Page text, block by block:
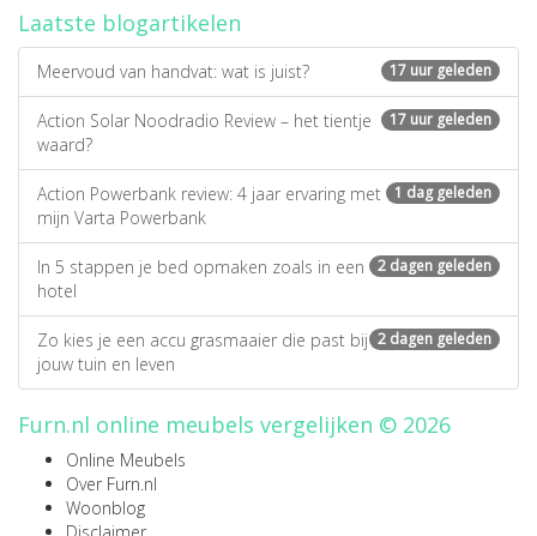
Laatste blogartikelen
17 uur geleden
Meervoud van handvat: wat is juist?
17 uur geleden
Action Solar Noodradio Review – het tientje
waard?
1 dag geleden
Action Powerbank review: 4 jaar ervaring met
mijn Varta Powerbank
2 dagen geleden
In 5 stappen je bed opmaken zoals in een
hotel
2 dagen geleden
Zo kies je een accu grasmaaier die past bij
jouw tuin en leven
Furn.nl online meubels vergelijken © 2026
Online Meubels
Over Furn.nl
Woonblog